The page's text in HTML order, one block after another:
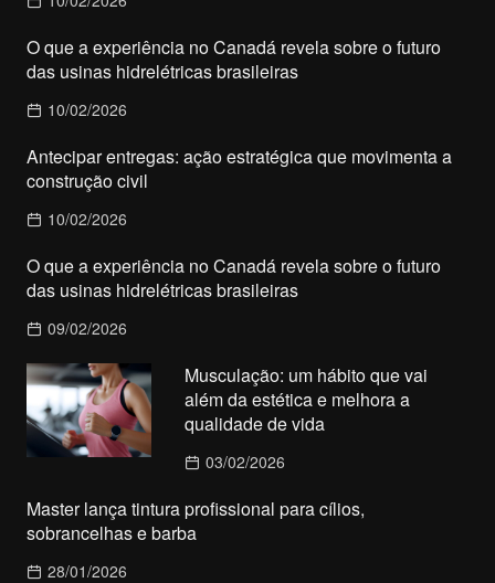
O que a experiência no Canadá revela sobre o futuro
das usinas hidrelétricas brasileiras
10/02/2026
Antecipar entregas: ação estratégica que movimenta a
construção civil
10/02/2026
O que a experiência no Canadá revela sobre o futuro
das usinas hidrelétricas brasileiras
09/02/2026
Musculação: um hábito que vai
além da estética e melhora a
qualidade de vida
03/02/2026
Master lança tintura profissional para cílios,
sobrancelhas e barba
28/01/2026